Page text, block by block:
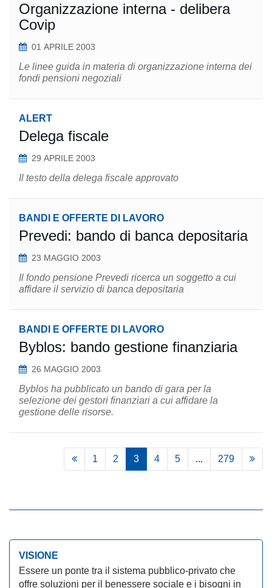
Organizzazione interna - delibera
Covip
01 APRILE 2003
Le linee guida in materia di organizzazione interna dei
fondi pensioni negoziali
ALERT
Delega fiscale
29 APRILE 2003
Il testo della delega fiscale approvato
BANDI E OFFERTE DI LAVORO
Prevedi: bando di banca depositaria
23 MAGGIO 2003
Il fondo pensione Prevedi ricerca un soggetto a cui
affidare il servizio di banca depositaria
BANDI E OFFERTE DI LAVORO
Byblos: bando gestione finanziaria
26 MAGGIO 2003
Byblos ha pubblicato un bando di gara per la
selezione dei gestori finanziari a cui affidare la
gestione delle risorse.
1 2 3 4 5 ... 279
VISIONE
Essere un ponte tra il sistema pubblico-privato che
offre soluzioni per il benessere sociale e i bisogni in